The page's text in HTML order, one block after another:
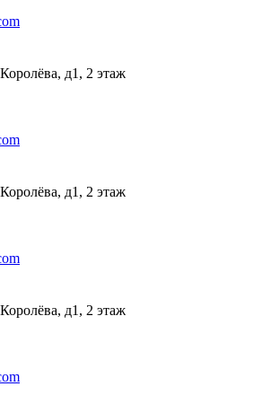
д1, 2 этаж
д1, 2 этаж
д1, 2 этаж